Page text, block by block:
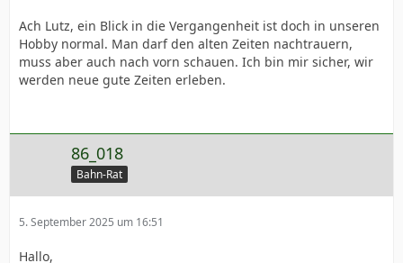
Ach Lutz, ein Blick in die Vergangenheit ist doch in unseren
Hobby normal. Man darf den alten Zeiten nachtrauern,
muss aber auch nach vorn schauen. Ich bin mir sicher, wir
werden neue gute Zeiten erleben.
86_018
Bahn-Rat
5. September 2025 um 16:51
Hallo,